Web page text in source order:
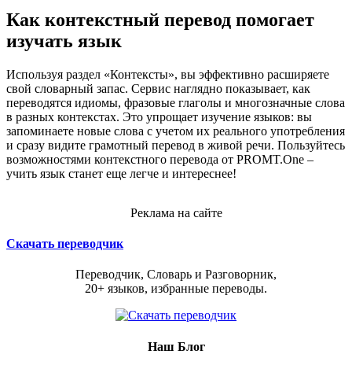
Как контекстный перевод помогает
изучать язык
Используя раздел «Контексты», вы эффективно расширяете
свой словарный запас. Сервис наглядно показывает, как
переводятся идиомы, фразовые глаголы и многозначные слова
в разных контекстах. Это упрощает изучение языков: вы
запоминаете новые слова с учетом их реального употребления
и сразу видите грамотный перевод в живой речи. Пользуйтесь
возможностями контекстного перевода от PROMT.One –
учить язык станет еще легче и интереснее!
Реклама на сайте
Скачать переводчик
Переводчик, Словарь и Разговорник,
20+ языков, избранные переводы.
Наш Блог